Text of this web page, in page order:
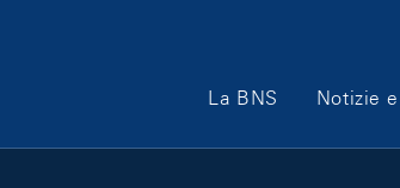
Main Navigation
La BNS Notizie